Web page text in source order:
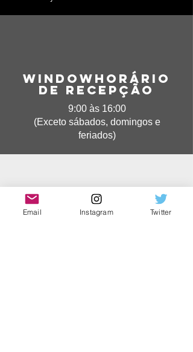
Window​Horário
de recepção
9:00 às 16:00
(Exceto sábados, domingos e
feriados)
Email Instagram Twitter